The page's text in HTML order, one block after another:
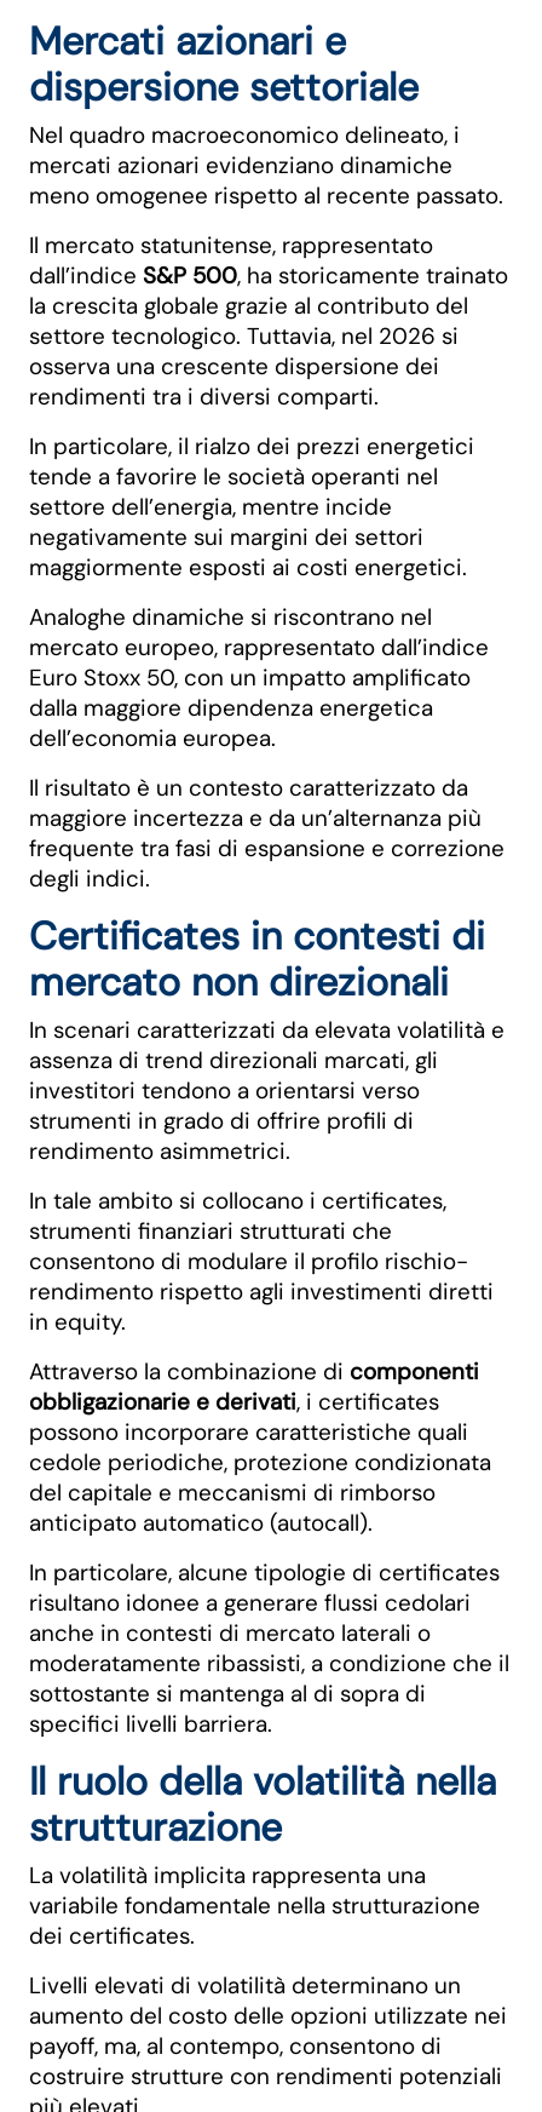
Mercati azionari e
dispersione settoriale
Nel quadro macroeconomico delineato, i
mercati azionari evidenziano dinamiche
meno omogenee rispetto al recente passato.
Il mercato statunitense, rappresentato
dall’indice S&P 500, ha storicamente trainato
la crescita globale grazie al contributo del
settore tecnologico. Tuttavia, nel 2026 si
osserva una crescente dispersione dei
rendimenti tra i diversi comparti.
In particolare, il rialzo dei prezzi energetici
tende a favorire le società operanti nel
settore dell’energia, mentre incide
negativamente sui margini dei settori
maggiormente esposti ai costi energetici.
Analoghe dinamiche si riscontrano nel
mercato europeo, rappresentato dall’indice
Euro Stoxx 50, con un impatto amplificato
dalla maggiore dipendenza energetica
dell’economia europea.
Il risultato è un contesto caratterizzato da
maggiore incertezza e da un’alternanza più
frequente tra fasi di espansione e correzione
degli indici.
Certificates in contesti di
mercato non direzionali
In scenari caratterizzati da elevata volatilità e
assenza di trend direzionali marcati, gli
investitori tendono a orientarsi verso
strumenti in grado di offrire profili di
rendimento asimmetrici.
In tale ambito si collocano i certificates,
strumenti finanziari strutturati che
consentono di modulare il profilo rischio-
rendimento rispetto agli investimenti diretti
in equity.
Attraverso la combinazione di componenti
obbligazionarie e derivati, i certificates
possono incorporare caratteristiche quali
cedole periodiche, protezione condizionata
del capitale e meccanismi di rimborso
anticipato automatico (autocall).
In particolare, alcune tipologie di certificates
risultano idonee a generare flussi cedolari
anche in contesti di mercato laterali o
moderatamente ribassisti, a condizione che il
sottostante si mantenga al di sopra di
specifici livelli barriera.
Il ruolo della volatilità nella
strutturazione
La volatilità implicita rappresenta una
variabile fondamentale nella strutturazione
dei certificates.
Livelli elevati di volatilità determinano un
aumento del costo delle opzioni utilizzate nei
payoff, ma, al contempo, consentono di
costruire strutture con rendimenti potenziali